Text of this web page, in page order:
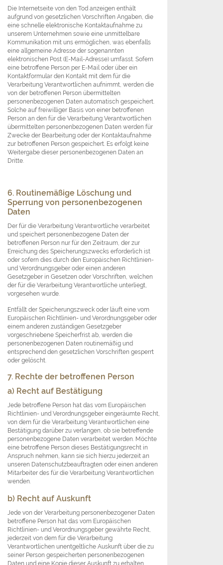
Die Internetseite von den Tod anzeigen enthält
aufgrund von gesetzlichen Vorschriften Angaben, die
eine schnelle elektronische Kontaktaufnahme zu
unserem Unternehmen sowie eine unmittelbare
Kommunikation mit uns ermöglichen, was ebenfalls
eine allgemeine Adresse der sogenannten
elektronischen Post (E-Mail-Adresse) umfasst. Sofern
eine betroffene Person per E-Mail oder über ein
Kontaktformular den Kontakt mit dem für die
Verarbeitung Verantwortlichen aufnimmt, werden die
von der betroffenen Person übermittelten
personenbezogenen Daten automatisch gespeichert.
Solche auf freiwilliger Basis von einer betroffenen
Person an den für die Verarbeitung Verantwortlichen
übermittelten personenbezogenen Daten werden für
Zwecke der Bearbeitung oder der Kontaktaufnahme
zur betroffenen Person gespeichert. Es erfolgt keine
Weitergabe dieser personenbezogenen Daten an
Dritte.
6. Routinemäßige Löschung und
Sperrung von personenbezogenen
Daten
Der für die Verarbeitung Verantwortliche verarbeitet
und speichert personenbezogene Daten der
betroffenen Person nur für den Zeitraum, der zur
Erreichung des Speicherungszwecks erforderlich ist
oder sofern dies durch den Europäischen Richtlinien-
und Verordnungsgeber oder einen anderen
Gesetzgeber in Gesetzen oder Vorschriften, welchen
der für die Verarbeitung Verantwortliche unterliegt,
vorgesehen wurde.
Entfällt der Speicherungszweck oder läuft eine vom
Europäischen Richtlinien- und Verordnungsgeber oder
einem anderen zuständigen Gesetzgeber
vorgeschriebene Speicherfrist ab, werden die
personenbezogenen Daten routinemäßig und
entsprechend den gesetzlichen Vorschriften gesperrt
oder gelöscht.
7. Rechte der betroffenen Person
a) Recht auf Bestätigung
Jede betroffene Person hat das vom Europäischen
Richtlinien- und Verordnungsgeber eingeräumte Recht,
von dem für die Verarbeitung Verantwortlichen eine
Bestätigung darüber zu verlangen, ob sie betreffende
personenbezogene Daten verarbeitet werden. Möchte
eine betroffene Person dieses Bestätigungsrecht in
Anspruch nehmen, kann sie sich hierzu jederzeit an
unseren Datenschutzbeauftragten oder einen anderen
Mitarbeiter des für die Verarbeitung Verantwortlichen
wenden.
b) Recht auf Auskunft
Jede von der Verarbeitung personenbezogener Daten
betroffene Person hat das vom Europäischen
Richtlinien- und Verordnungsgeber gewährte Recht,
jederzeit von dem für die Verarbeitung
Verantwortlichen unentgeltliche Auskunft über die zu
seiner Person gespeicherten personenbezogenen
Daten und eine Kopie dieser Auskunft zu erhalten.